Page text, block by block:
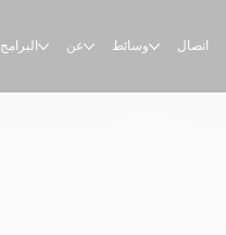
البرامج عن وسائط اتصال